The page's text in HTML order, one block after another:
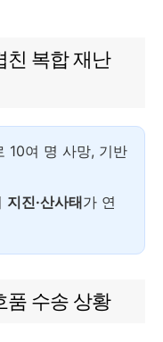
친 복합 재난
10여 명 사망, 기반
지진·산사태가 연
품 수송 상황